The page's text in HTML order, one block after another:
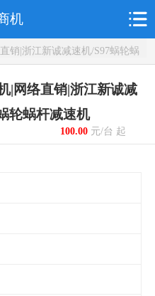
机
销|浙江新诚减速机/S97蜗轮蜗
|网络直销|浙江新诚减
轮蜗杆减速机
100.00元/台 起